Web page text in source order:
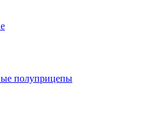
полуприцепы